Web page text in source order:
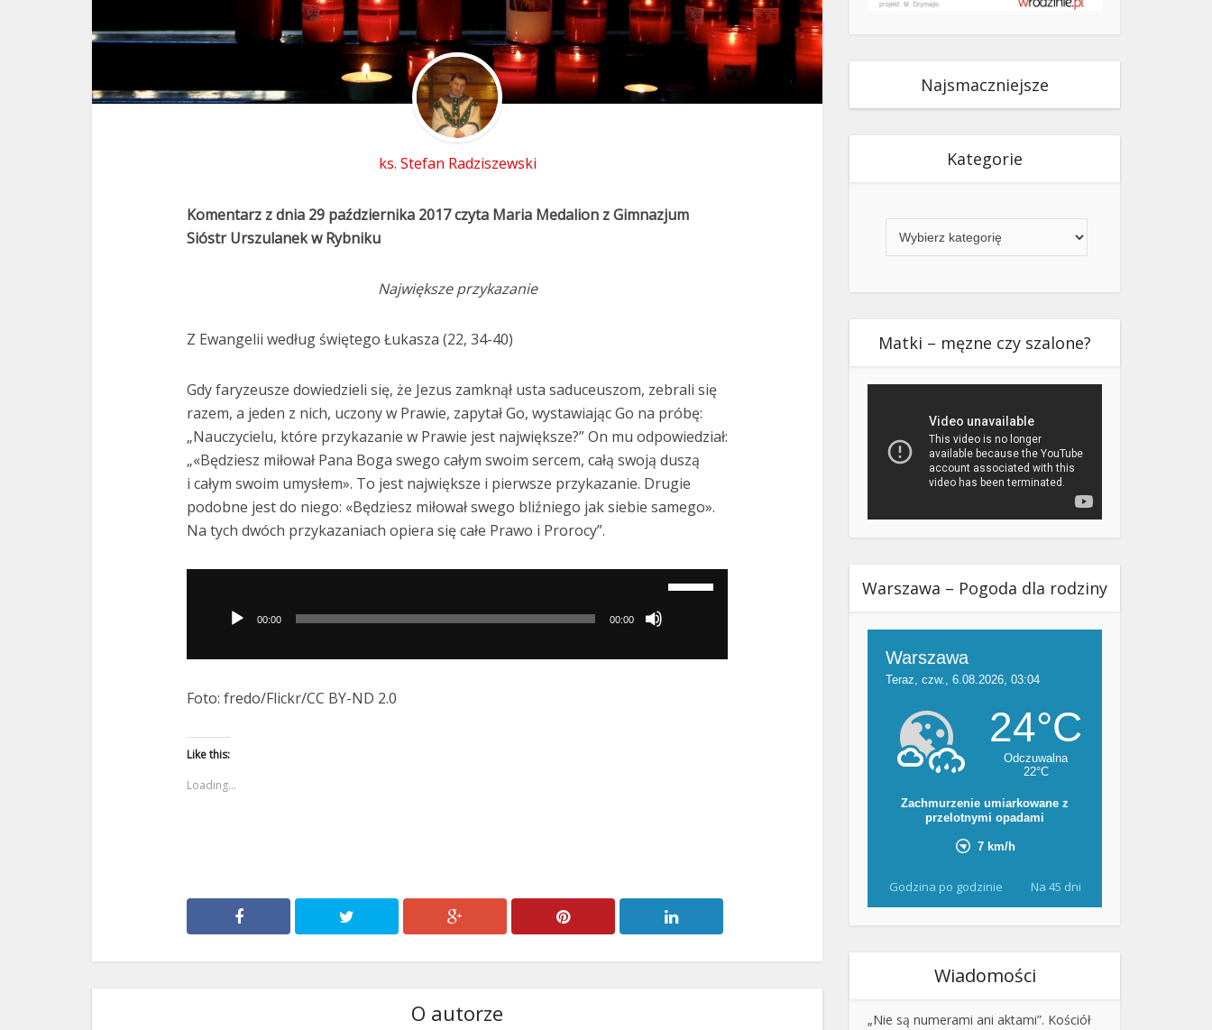
ks. Stefan Radziszewski
Komentarz z dnia 29 października 2017 czyta Maria Medalion z Gimnazjum
Sióstr Urszulanek w Rybniku
Największe przykazanie
Z Ewangelii według świętego Łukasza (22, 34-40)
Gdy faryzeusze dowiedzieli się, że Jezus zamknął usta saduceuszom, zebrali się
razem, a jeden z nich, uczony w Prawie, zapytał Go, wystawiając Go na próbę:
„Nauczycielu, które przykazanie w Prawie jest największe?” On mu odpowiedział:
„«Będziesz miłował Pana Boga swego całym swoim sercem, całą swoją duszą
i całym swoim umysłem». To jest największe i pierwsze przykazanie. Drugie
podobne jest do niego: «Będziesz miłował swego bliźniego jak siebie samego».
Na tych dwóch przykazaniach opiera się całe Prawo i Prorocy”.
dźwiękowych
00:00 00:00
Foto: fredo/Flickr/CC BY-ND 2.0
Like this:
Loading...
O autorze
Najsmaczniejsze
Kategorie
Matki – męzne czy szalone?
Warszawa – Pogoda dla rodziny
Godzina po godzinie Na 45 dni
Wiadomości
„Nie są numerami ani aktami”. Kościół